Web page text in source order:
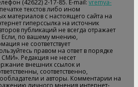
(42622) 2-17-85. E-mail: vremya-
текстов либо ином
материалов с настоящего сайта на
гиперссылка на источник
публикаций не всегда отражает
Если, по вашему мнению,
не соответствует
правом на ответ в порядке
Редакция не несет
внешних ссылок и
соответственно,
и авторы. Комментарии на